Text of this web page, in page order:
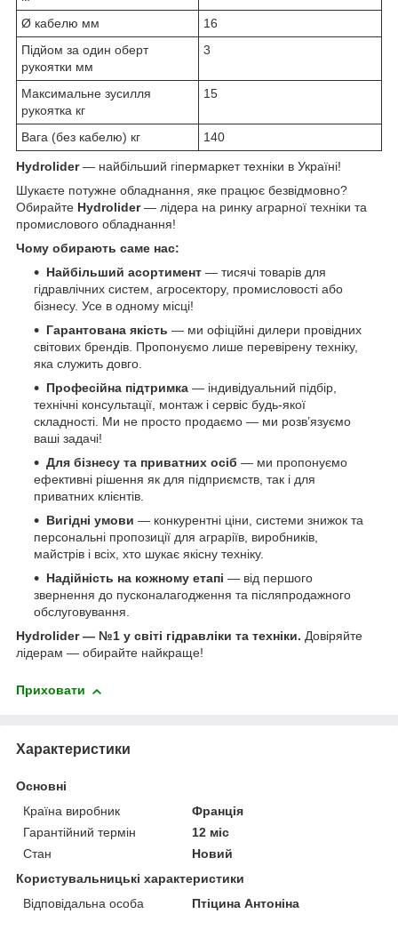
Ø кабелю мм
16
Підйом за один оберт
рукоятки мм
3
Максимальне зусилля
рукоятка кг
15
Вага (без кабелю) кг 140
Hydrolider— найбільший гіпермаркет техніки в Україні!
Шукаєте потужне обладнання, яке працює безвідмовно?
Обирайте Hydrolider— лідера на ринку аграрної техніки та
промислового обладнання!
Чому обирають саме нас:
Найбільший асортимент — тисячі товарів для
гідравлічних систем, агросектору, промисловості або
бізнесу. Усе в одному місці!
Гарантована якість — ми офіційні дилери провідних
світових брендів. Пропонуємо лише перевірену техніку,
яка служить довго.
Професійна підтримка — індивідуальний підбір,
технічні консультації, монтаж і сервіс будь-якої
складності. Ми не просто продаємо — ми розв’язуємо
ваші задачі!
Для бізнесу та приватних осіб — ми пропонуємо
ефективні рішення як для підприємств, так і для
приватних клієнтів.
Вигідні умови — конкурентні ціни, системи знижок та
персональні пропозиції для аграріїв, виробників,
майстрів і всіх, хто шукає якісну техніку.
Надійність на кожному етапі — від першого
звернення до пусконалагодження та післяпродажного
обслуговування.
Hydrolider — №1 у світі гідравліки та техніки. Довіряйте
лідерам — обирайте найкраще!
Приховати
Характеристики
Основні
Країна виробник
Франція
Гарантійний термін
12 міс
Стан
Новий
Користувальницькі характеристики
Відповідальна особа
Птіцина Антоніна